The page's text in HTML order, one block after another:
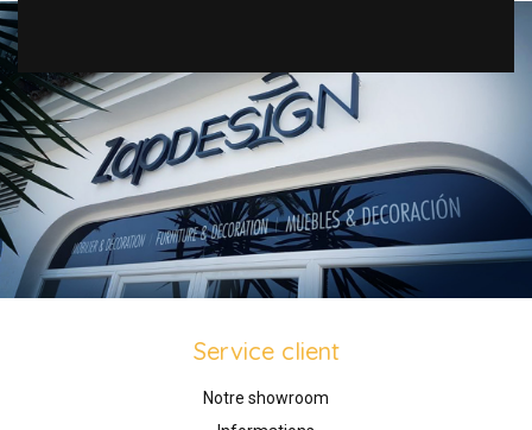
Service client
Notre showroom